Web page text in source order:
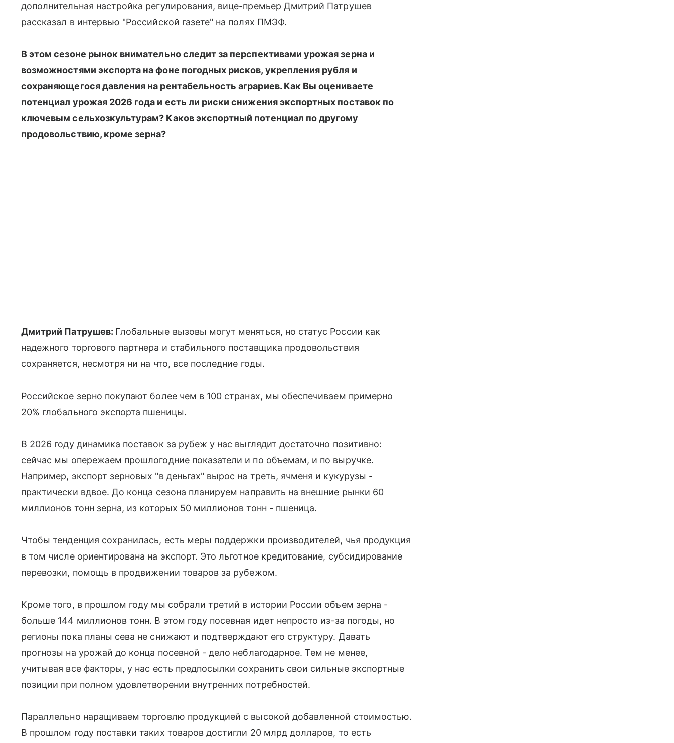
дополнительная настройка регулирования, вице-премьер Дмитрий Патрушев
рассказал в интервью "Российской газете" на полях ПМЭФ.
В этом сезоне рынок внимательно следит за перспективами урожая зерна и
возможностями экспорта на фоне погодных рисков, укрепления рубля и
сохраняющегося давления на рентабельность аграриев. Как Вы оцениваете
потенциал урожая 2026 года и есть ли риски снижения экспортных поставок по
ключевым сельхозкультурам? Каков экспортный потенциал по другому
продовольствию, кроме зерна?
Дмитрий Патрушев: Глобальные вызовы могут меняться, но статус России как
надежного торгового партнера и стабильного поставщика продовольствия
сохраняется, несмотря ни на что, все последние годы.
Российское зерно покупают более чем в 100 странах, мы обеспечиваем примерно
20% глобального экспорта пшеницы.
В 2026 году динамика поставок за рубеж у нас выглядит достаточно позитивно:
сейчас мы опережаем прошлогодние показатели и по объемам, и по выручке.
Например, экспорт зерновых "в деньгах" вырос на треть, ячменя и кукурузы -
практически вдвое. До конца сезона планируем направить на внешние рынки 60
миллионов тонн зерна, из которых 50 миллионов тонн - пшеница.
Чтобы тенденция сохранилась, есть меры поддержки производителей, чья продукция
в том числе ориентирована на экспорт. Это льготное кредитование, субсидирование
перевозки, помощь в продвижении товаров за рубежом.
Кроме того, в прошлом году мы собрали третий в истории России объем зерна -
больше 144 миллионов тонн. В этом году посевная идет непросто из-за погоды, но
регионы пока планы сева не снижают и подтверждают его структуру. Давать
прогнозы на урожай до конца посевной - дело неблагодарное. Тем не менее,
учитывая все факторы, у нас есть предпосылки сохранить свои сильные экспортные
позиции при полном удовлетворении внутренних потребностей.
Параллельно наращиваем торговлю продукцией с высокой добавленной стоимостью.
В прошлом году поставки таких товаров достигли 20 млрд долларов, то есть